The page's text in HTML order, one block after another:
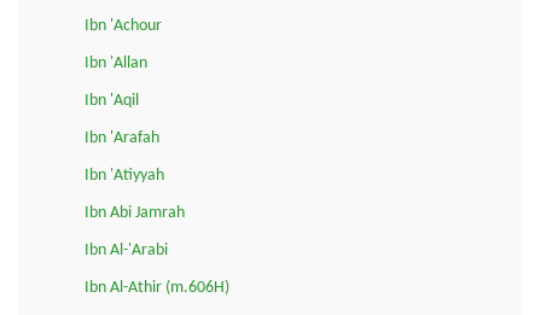
Ibn 'Achour
Ibn 'Allan
Ibn 'Aqil
Ibn 'Arafah
Ibn 'Atiyyah
Ibn Abi Jamrah
Ibn Al-'Arabi
Ibn Al-Athir (m.606H)